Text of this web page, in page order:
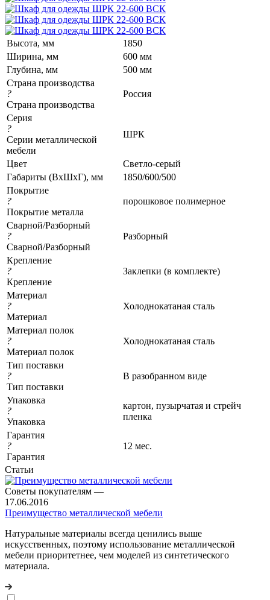
Высота, мм
1850
Ширина, мм
600 мм
Глубина, мм
500 мм
Страна производства
?
Страна производства
Россия
Серия
?
Серии металлической
мебели
ШРК
Цвет
Светло-серый
Габариты (ВхШхГ), мм
1850/600/500
Покрытие
?
Покрытие металла
порошковое полимерное
Сварной/Разборный
?
Сварной/Разборный
Разборный
Крепление
?
Крепление
Заклепки (в комплекте)
Материал
?
Материал
Холоднокатаная сталь
Материал полок
?
Материал полок
Холоднокатаная сталь
Тип поставки
?
Тип поставки
В разобранном виде
Упаковка
?
Упаковка
картон, пузырчатая и стрейч
пленка
Гарантия
?
Гарантия
12 мес.
Статьи
Советы покупателям —
17.06.2016
Преимущество металлической мебели
Натуральные материалы всегда ценились выше
искусственных, поэтому использование металлической
мебели приоритетнее, чем моделей из синтетического
материала.